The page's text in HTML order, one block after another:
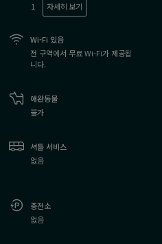
1
자세히 보기
Wi-Fi 있음
전 구역에서 무료 Wi-Fi가 제공됩
니다.
애완동물
불가
셔틀 서비스
없음
충전소
없음